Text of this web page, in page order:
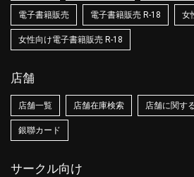
電子書籍販売 電子書籍販売 R-18 女
女性向け電子書籍販売 R-18
店舗
店舗一覧 店舗在庫検索 店舗に関す
銀聯カード
サークル向け